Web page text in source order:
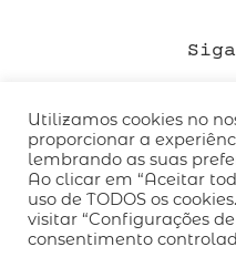
QUEM SOMOS
CÓDIGO DE CONDUTA
POLÍTICA DE PRIVACIDADE
TERMOS DE USO
Utilizamos cookies no
proporcionar a
lembrando as suas
Ao clicar em “Aceitar
uso de TODOS os
visitar “Configurações
consentimento